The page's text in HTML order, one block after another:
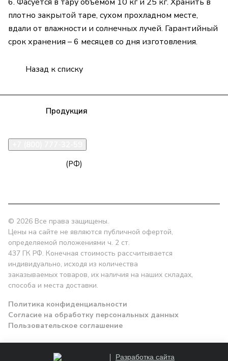
плотно закрытой таре, сухом прохладном месте,
вдали от влажности и солнечных лучей. Гарантийный
срок хранения – 6 месяцев со дня изготовления.
Назад к списку
Продукция
(РФ)
© 2026 Все права защищены.
Цены на сайте не являются публичной офертой,
определяемой положениями ч. 2 ст.
437 ГК РФ. Конечная стоимость рассчитывается
индивидуально, исходя из количества
заказываемых товаров, их наличия на наших складах,
способа и места доставки.
Политика конфиденциальности
Согласие на обработку персональных данных
Пользовательское соглашение
Разработка сайта